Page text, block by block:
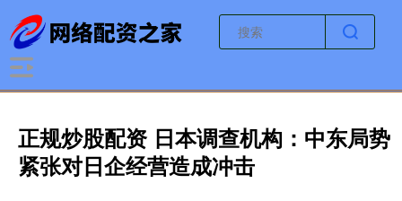
正规炒股配资 日本调查机构：中东局势
紧张对日企经营造成冲击